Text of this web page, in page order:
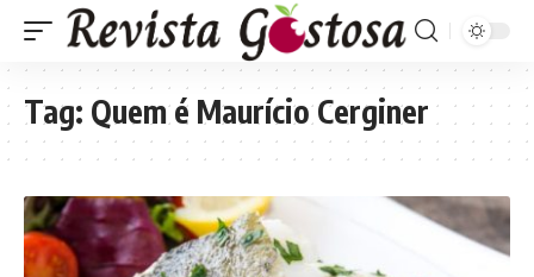
Tag: Quem é Maurício Cerginer